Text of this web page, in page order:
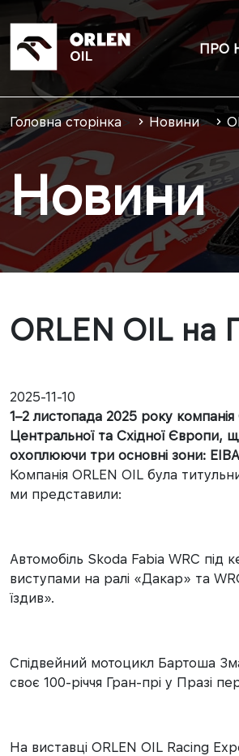
ПРО
Головна сторінка> Новини>
Новини
ORLEN OIL на
2025-11-10
1–2 листопада 2025 року
Центральної та Східної Європи,
охоплюючи три основні зони:
Компанія ORLEN OIL була
ми представили:
Автомобіль Skoda Fabia WRC під
виступами на ралі «Дакар» та
їздив».
Спідвейний мотоцикл Бартоша
своє 100-річчя Гран-прі у Празі
На виставці ORLEN OIL Racing